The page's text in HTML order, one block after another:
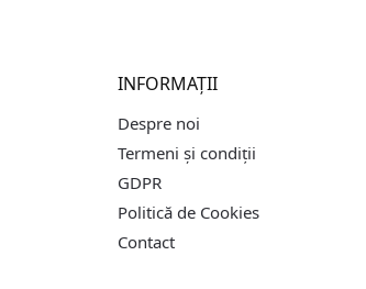
INFORMAȚII
Despre noi
Termeni și condiții
GDPR
Politică de Cookies
Contact